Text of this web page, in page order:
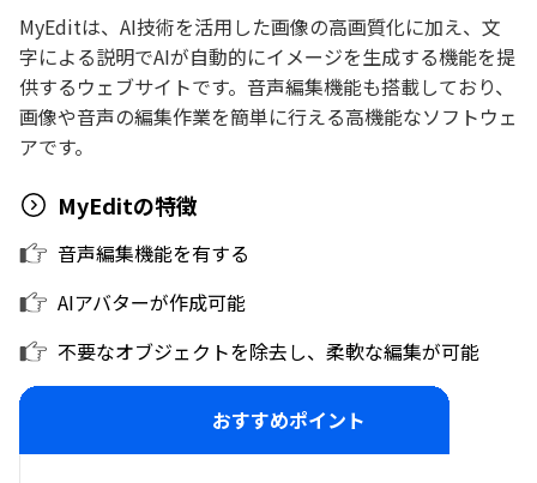
MyEditは、AI技術を活用した画像の高画質化に加え、文
字による説明でAIが自動的にイメージを生成する機能を提
供するウェブサイトです。音声編集機能も搭載しており、
画像や音声の編集作業を簡単に行える高機能なソフトウェ
アです。
MyEditの特徴
音声編集機能を有する
AIアバターが作成可能
不要なオブジェクトを除去し、柔軟な編集が可能
おすすめポイント